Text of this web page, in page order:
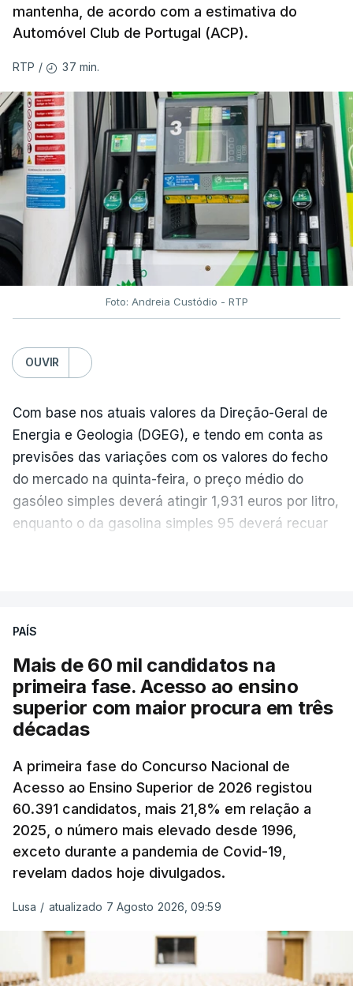
mantenha, de acordo com a estimativa do
Automóvel Club de Portugal (ACP).
RTP / 37 min.
Foto: Andreia Custódio - RTP
OUVIR
Com base nos atuais valores da Direção-Geral de
Energia e Geologia (DGEG), e tendo em conta as
previsões das variações com os valores do fecho
do mercado na quinta-feira, o preço médio do
gasóleo simples deverá atingir 1,931 euros por litro,
enquanto o da gasolina simples 95 deverá recuar
evolução das cotações internacionais do petróleo,
posto de abastecimento, a marca e a localização.
A atualização do desconto do Imposto sobre os
Produtos Petrolíferos (ISP) também poderá
O Governo comprometeu-se a aplicar uma redução
extraordinária e temporária no ISP, sempre que se
verifique um aumento do preço dos combustíveis
superior a 10 cêntimos, para mitigar a escalada de
preços.
Depois de uma subida inicial devido à guerra no
Irão, à tensão geopolítica no Médio Oriente e ao
fecho do estreito de Ormuz, os preços dos
PAÍS
Mais de 60 mil candidatos na
primeira fase. Acesso ao ensino
superior com maior procura em três
décadas
A primeira fase do Concurso Nacional de
Acesso ao Ensino Superior de 2026 registou
60.391 candidatos, mais 21,8% em relação a
2025, o número mais elevado desde 1996,
exceto durante a pandemia de Covid-19,
revelam dados hoje divulgados.
Lusa / atualizado 7 Agosto 2026, 09:59